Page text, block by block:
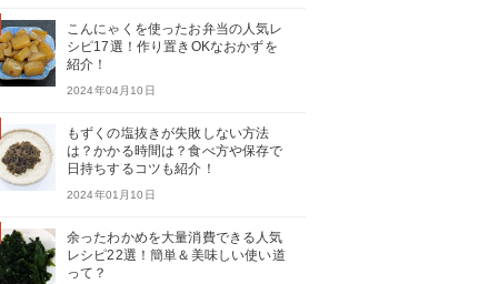
こんにゃくを使ったお弁当の人気レ
シピ17選！作り置きOKなおかずを
紹介！
2024年04月10日
もずくの塩抜きが失敗しない方法
は？かかる時間は？食べ方や保存で
日持ちするコツも紹介！
2024年01月10日
余ったわかめを大量消費できる人気
レシピ22選！簡単＆美味しい使い道
って？